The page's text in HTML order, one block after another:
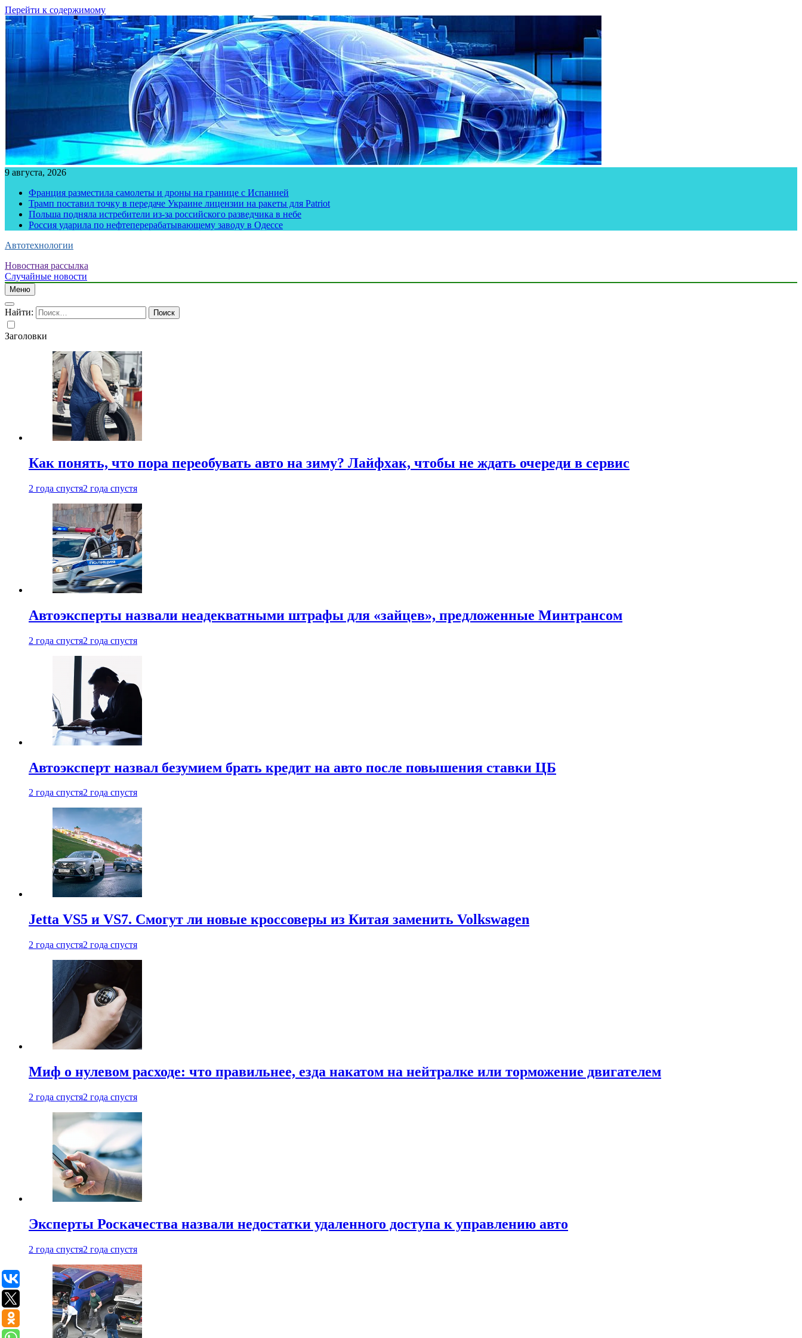
Перейти к содержимому
9 августа, 2026
Франция разместила самолеты и дроны на границе с Испанией
Трамп поставил точку в передаче Украине лицензии на ракеты для Patriot
Польша подняла истребители из-за российского разведчика в небе
Россия ударила по нефтеперерабатывающему заводу в Одессе
Автотехнологии
Новостная рассылка
Случайные новости
Меню
Найти:
Заголовки
Как понять, что пора переобувать авто на зиму? Лайфхак, чтобы не ждать очереди в сервис
2 года спустя2 года спустя
Автоэксперты назвали неадекватными штрафы для «зайцев», предложенные Минтрансом
2 года спустя2 года спустя
Автоэксперт назвал безумием брать кредит на авто после повышения ставки ЦБ
2 года спустя2 года спустя
Jetta VS5 и VS7. Смогут ли новые кроссоверы из Китая заменить Volkswagen
2 года спустя2 года спустя
Миф о нулевом расходе: что правильнее, езда накатом на нейтралке или торможение двигателем
2 года спустя2 года спустя
Эксперты Роскачества назвали недостатки удаленного доступа к управлению авто
2 года спустя2 года спустя